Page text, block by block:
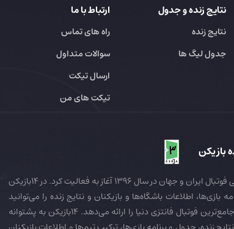
نتایج زنده و جدول
نتایج زنده
جدول لیگ ها
ارتباط با ما
راه های تماس
سوالات متداول
ارسال تیکت
تیکت های من
بازیکن
14بازیکن به عنوان رسانه تخصصی فوتبال ایران و جهان در سال 1396 آغاز به فعالیت کرد. در 14بازیکن
بازی‌ها، اطلاعات باشگاه‌ها و بازیکنان و نتایج زنده را می‌توانید
دنبال کنید. همچنین 14بازیکن جامع‌ترین فوتبال فانتزی دنیا را ارائه می‌دهد. 14بازیکن به پشتوانه